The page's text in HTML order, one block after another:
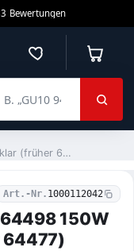
Bewertungen
Merkzettel
Osram HALOLUX CERAM 64498 150W B15D klar (früher 64471 / 64477)
Art.-Nr. 1000112042
64498 150W
64477)